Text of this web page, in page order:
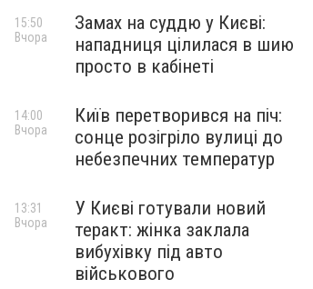
Замах на суддю у Києві:
нападниця цілилася в шию
просто в кабінеті
15:50
Вчора
Київ перетворився на піч:
сонце розігріло вулиці до
небезпечних температур
14:00
Вчора
У Києві готували новий
теракт: жінка заклала
вибухівку під авто
військового
13:31
Вчора